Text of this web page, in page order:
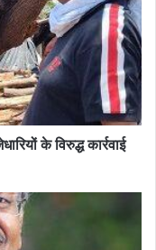
के विरुद्ध कार्रवाई